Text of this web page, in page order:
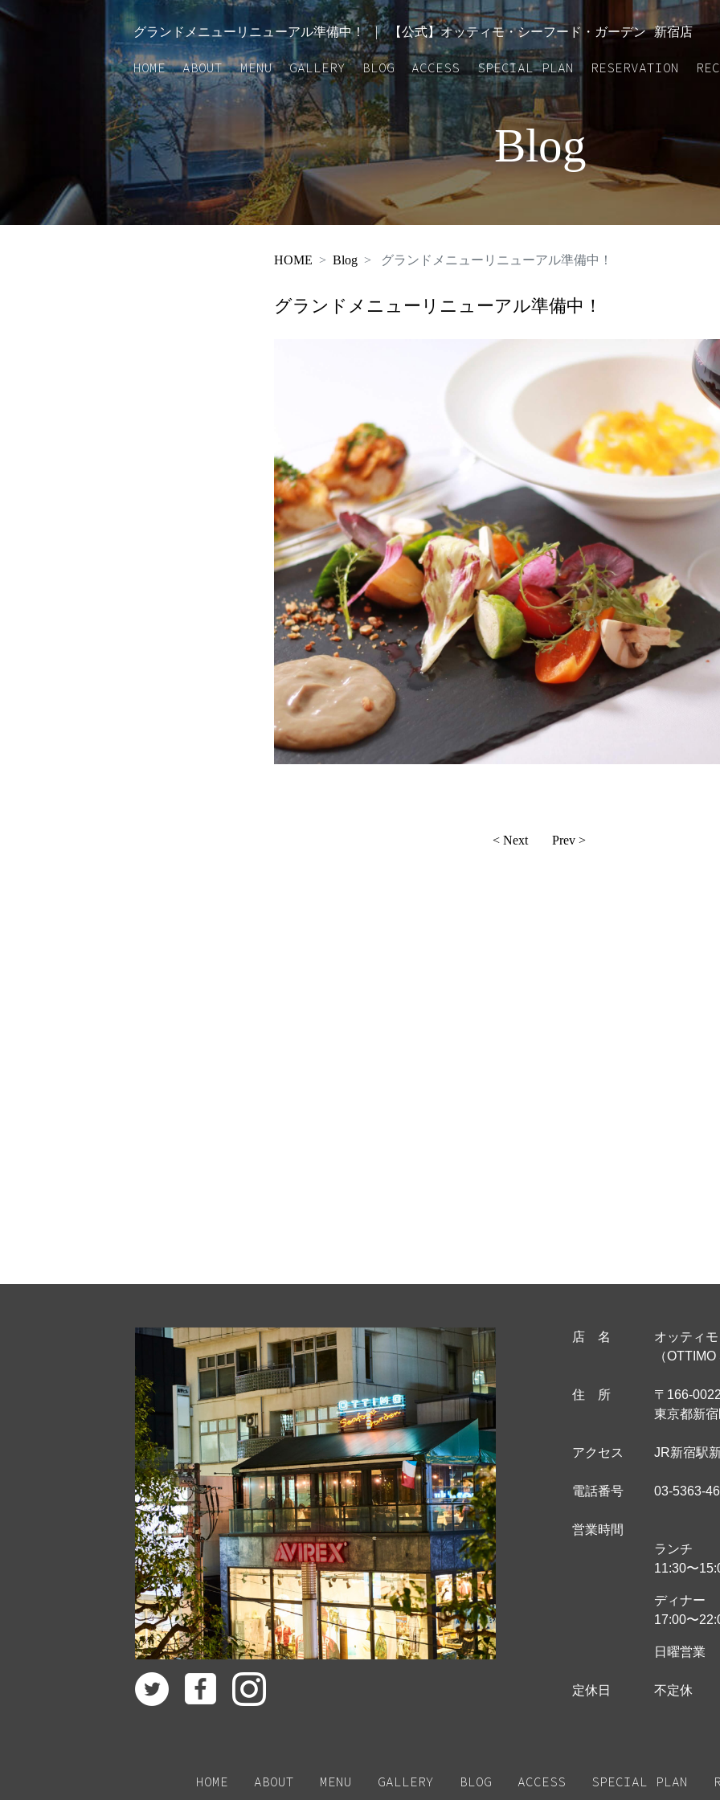
HOME ABOUT MENU GALLERY BLOG ACCESS
SPECIAL
グランドメニューリニューアル準備中！ | 【公式】オッティモ・シーフード・ガーデン 新宿店
HOME ABOUT MENU GALLERY BLOG ACCESS SPECIAL PLAN RESERVATION
Blog
HOME Blog グランドメニューリニューアル準備中！
グランドメニューリニューアル準備中！
< Next Prev >
店 名
オッティ
（
住 所
〒166-
東京都新
アクセス JR新宿駅
電話番号 03-5363-
営業時間
ランチ
11:30〜
ディナー
17:00〜
日曜営業
定休日 不定休
HOME ABOUT MENU GALLERY BLOG ACCESS SPECIAL PLAN